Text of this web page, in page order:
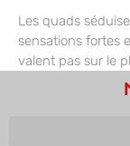
Les quads
sensations fortes
valent pas sur le